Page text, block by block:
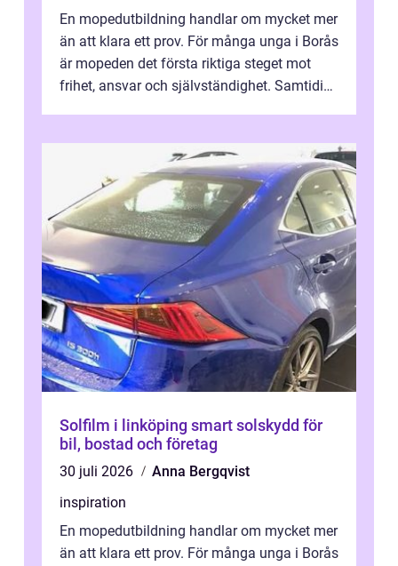
En mopedutbildning handlar om mycket mer
än att klara ett prov. För många unga i Borås
är mopeden det första riktiga steget mot
frihet, ansvar och självständighet. Samtidigt
Solfilm i linköping smart solskydd för
bil, bostad och företag
30 juli 2026
Anna Bergqvist
inspiration
En mopedutbildning handlar om mycket mer
än att klara ett prov. För många unga i Borås